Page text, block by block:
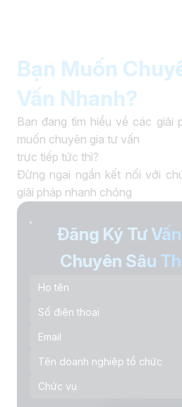
Bạn Muốn
Vấn Nhanh?
Bạn đang tìm hiểu về các giải
muốn chuyên gia tư vấn
trực tiếp tức thì?
Đừng ngại ngần kết nối với
giải pháp nhanh chóng
Đăng Ký Tư
Chuyên Sâu